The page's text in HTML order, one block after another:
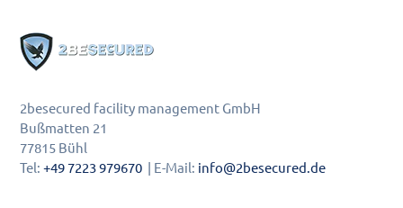
2besecured facility management GmbH
Bußmatten 21
77815 Bühl
Tel:+49 7223 979670 | E-Mail: info@2besecured.de